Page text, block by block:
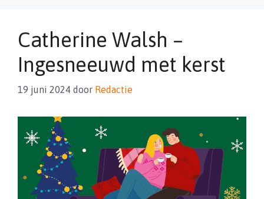
Catherine Walsh –
Ingesneeuwd met kerst
19 juni 2024 door Redactie